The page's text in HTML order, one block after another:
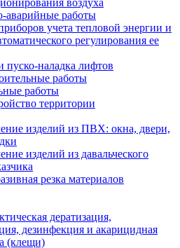
воздуха
аварийные работы
учета тепловой энергии и
регулирования ее
наладка лифтов
работы
работы
территории
изделий из ПВХ: окна, двери,
изделий из давальческого
резка материалов
дератизация,
дезинфекция и акарицидная
(клещи)